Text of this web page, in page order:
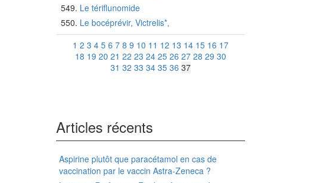
Le tériflunomide
Le bocéprévir, Victrelis*,
1 2 3 4 5 6 7 8 9 10 11 12 13 14 15 16 17
18 19 20 21 22 23 24 25 26 27 28 29 30
31 32 33 34 35 36 37
Articles récents
Aspirine plutôt que paracétamol en cas de
vaccination par le vaccin Astra-Zeneca ?